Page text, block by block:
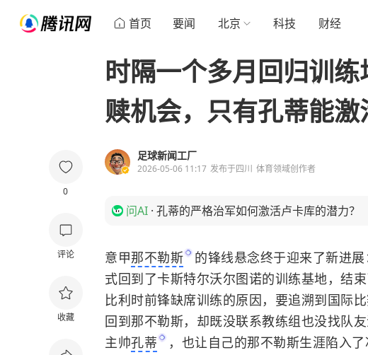
首页 要闻 北京 科技 财经
0
评论
收藏
时隔一个多月回归训
赎机会，只有孔蒂能激
足球新闻工厂
2026-05-06 11:17 发布于四川 体育领域创作者
问AI · 孔蒂的严格治军如何激活卢卡库的潜力？
意甲那不勒斯 的锋线悬念终于迎来了新进
式回到了卡斯特尔沃尔图诺的训练基地，结
比利时前锋缺席训练的原因，要追溯到国际
回到那不勒斯，却既没联系教练组也没找队
主帅孔蒂 ，也让自己的那不勒斯生涯陷入了